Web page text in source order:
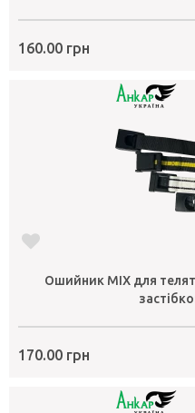
160.00 грн
Ошийник МІХ для
170.00 грн